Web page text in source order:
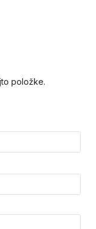
položke.